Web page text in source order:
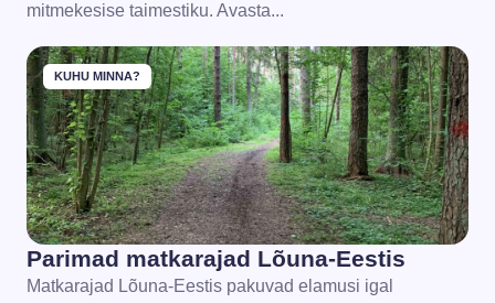
mitmekesise taimestiku. Avasta...
KUHU MINNA?
Parimad matkarajad Lõuna-Eestis
Matkarajad Lõuna-Eestis pakuvad elamusi igal